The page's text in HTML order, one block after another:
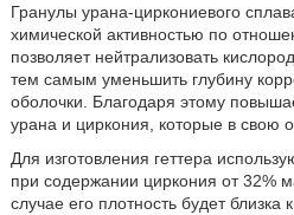
Гранулы урана-циркониевого
химической активностью по
позволяет нейтрализовать
тем самым уменьшить глубину
оболочки. Благодаря этому
урана и циркония, которые в свою
Для изготовления геттера
при содержании циркония от 32%
случае его плотность будет близка